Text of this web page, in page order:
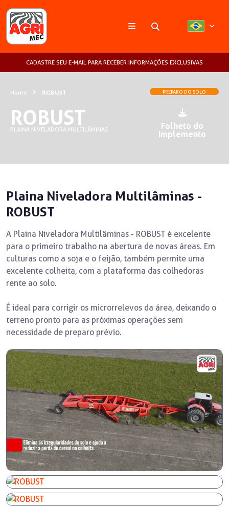
Pesquisar
CADASTRE SEU E-MAIL PARA RECEBER INFORMAÇÕES EXCLUSIVAS
Home ROBUST PREPARO DO SOLO
ROBUST
PLAINA NIVELADORA MULTILÂMINAS
Folheto do
Implemento
Plaina Niveladora Multilâminas -
ROBUST
A Plaina Niveladora Multilâminas - ROBUST é excelente
para o primeiro trabalho na abertura de novas áreas. Em
culturas como a soja e o feijão, também permite uma
excelente colheita, com a plataforma das colhedoras
rente ao solo.
É ideal para corrigir os microrrelevos da área, deixando o
terreno pronto para as próximas operações sem
necessidade de preparo prévio.